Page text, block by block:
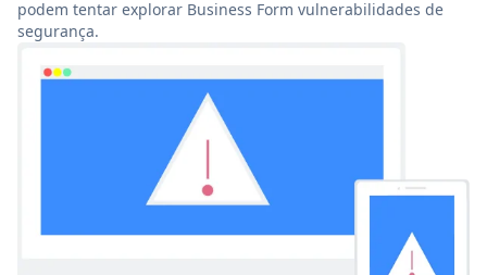
podem tentar explorar Business Form vulnerabilidades de
segurança.